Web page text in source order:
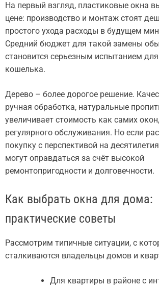
На первый взгляд, пластиковые окна
цене: производство и монтаж стоят
простого ухода расходы в будущем
Средний бюджет для такой замены
становится серьезным испытанием
кошелька.
Дерево – более дорогое решение.
ручная обработка, натуральные
увеличивает стоимость как самих
регулярного обслуживания. Но если
покупку с перспективой на
могут оправдаться за счёт высокой
ремонтопригодности и долговечности.
Как выбрать окна для дома:
практические советы
Рассмотрим типичные ситуации, с
сталкиваются владельцы домов и
Для квартиры в районе с